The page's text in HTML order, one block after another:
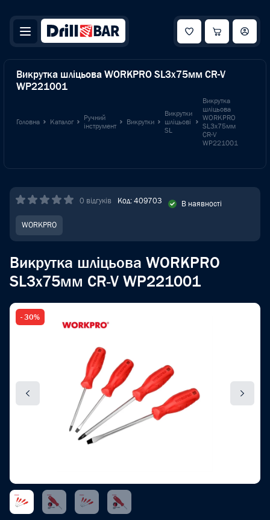
Викрутка шліцьова WORKPRO SL3x75мм CR-V
WP221001
Головна Каталог
Ручний
інструмент
Викрутки
Викрутки
шліцьові
SL
Викрутка
шліцьова
WORKPRO
SL3x75мм
CR-V
WP221001
0 відгуків Код: 409703 В наявності
WORKPRO
Викрутка шліцьова WORKPRO
SL3x75мм CR-V WP221001
- 30%